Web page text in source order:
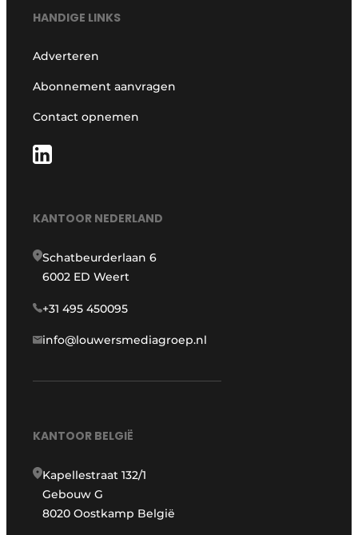
HANDIGE LINKS
Adverteren
Abonnement aanvragen
Contact opnemen
KANTOOR NEDERLAND
Schatbeurderlaan 6
6002 ED Weert
+31 495 450095
info@louwersmediagroep.nl
KANTOOR BELGIË
Kapellestraat 132/1
Gebouw G
8020 Oostkamp België